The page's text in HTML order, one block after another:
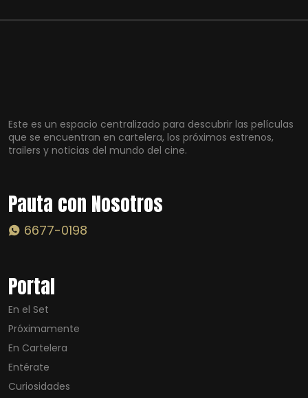
Este es un espacio centralizado para descubrir las películas
que se encuentran en cartelera, los próximos estrenos,
trailers y noticias del mundo del cine.
Pauta con Nosotros
6677-0198
Portal
En el Set
Próximamente
En Cartelera
Entérate
Curiosidades